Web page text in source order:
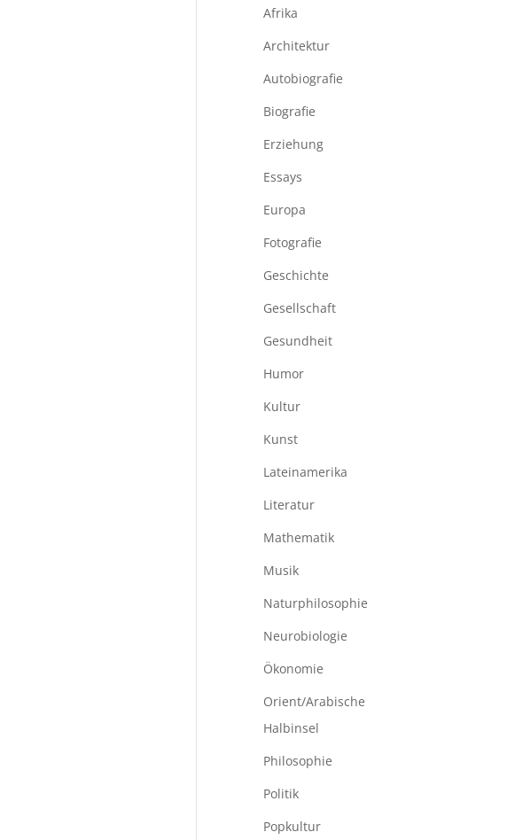
Afrika
Architektur
Autobiografie
Biografie
Erziehung
Essays
Europa
Fotografie
Geschichte
Gesellschaft
Gesundheit
Humor
Kultur
Kunst
Lateinamerika
Literatur
Mathematik
Musik
Naturphilosophie
Neurobiologie
Ökonomie
Orient/Arabische
Halbinsel
Philosophie
Politik
Popkultur